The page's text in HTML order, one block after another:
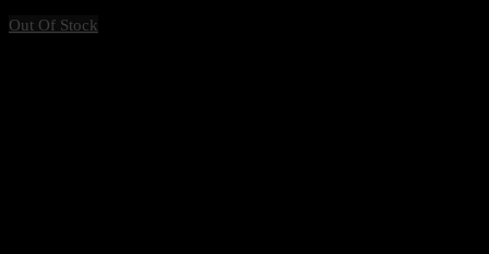
Out Of Stock